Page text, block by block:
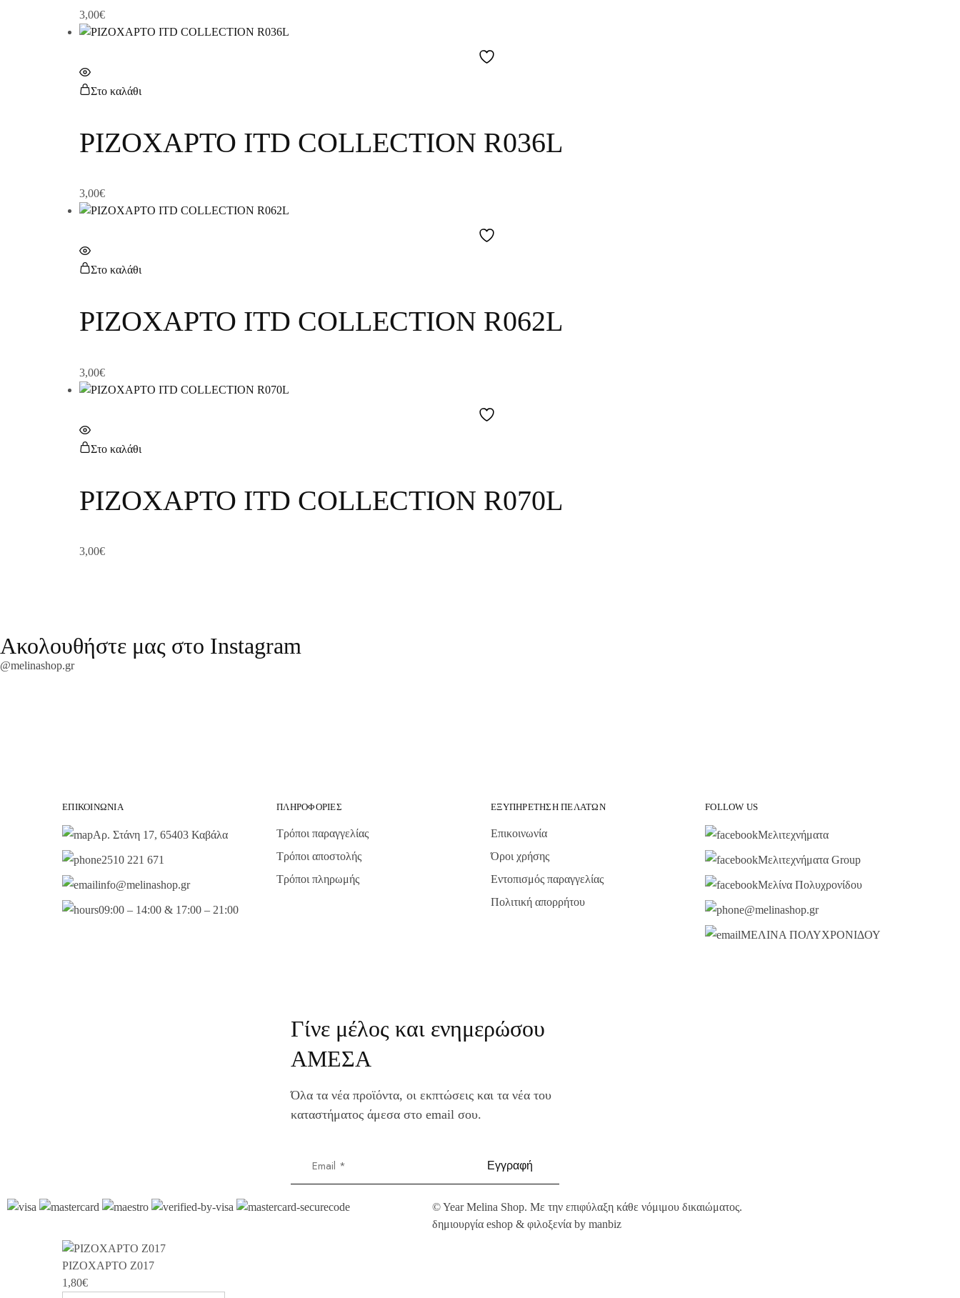
3,00€
Στο καλάθι
ΡΙΖΟΧΑΡΤΟ ITD COLLECTION R036L
3,00€
Στο καλάθι
ΡΙΖΟΧΑΡΤΟ ITD COLLECTION R062L
3,00€
Στο καλάθι
ΡΙΖΟΧΑΡΤΟ ITD COLLECTION R070L
3,00€
Ακολουθήστε μας στο Instagram
@melinashop.gr
ΕΠΙΚΟΙΝΩΝΊΑ
Αρ. Στάνη 17, 65403 Καβάλα
2510 221 671
info@melinashop.gr
09:00 – 14:00 & 17:00 – 21:00
ΠΛΗΡΟΦΟΡΊΕΣ
Τρόποι παραγγελίας
Τρόποι αποστολής
Τρόποι πληρωμής
ΕΞΥΠΗΡΈΤΗΣΗ ΠΕΛΑΤΏΝ
Επικοινωνία
Όροι χρήσης
Εντοπισμός παραγγελίας
Πολιτική απορρήτου
FOLLOW US
Μελιτεχνήματα
Μελιτεχνήματα Group
Μελίνα Πολυχρονίδου
@melinashop.gr
ΜΕΛΙΝΑ ΠΟΛΥΧΡΟΝΙΔΟΥ
Γίνε μέλος και ενημερώσου
ΑΜΕΣΑ
Όλα τα νέα προϊόντα, οι εκπτώσεις και τα νέα του
καταστήματος άμεσα στο email σου.
©YearMelina Shop. Με την επιφύλαξη κάθε νόμιμου δικαιώματος.
δημιουργία eshop & φιλοξενία by manbiz
ΡΙΖΟΧΑΡΤΟ Z017
1,80€